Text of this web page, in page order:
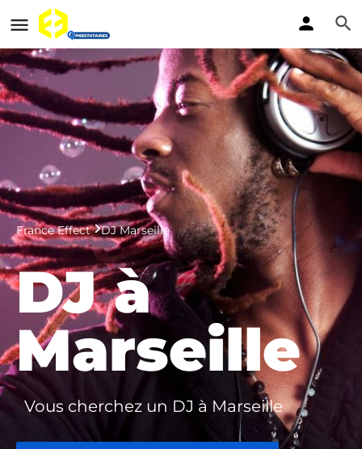
France Effect DJ Marseille
DJ à
Marseille
Vous cherchez un DJ à Marseille